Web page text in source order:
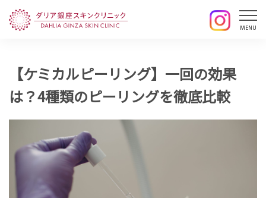
【ケミカルピーリング】一回の効果
は？4種類のピーリングを徹底比較